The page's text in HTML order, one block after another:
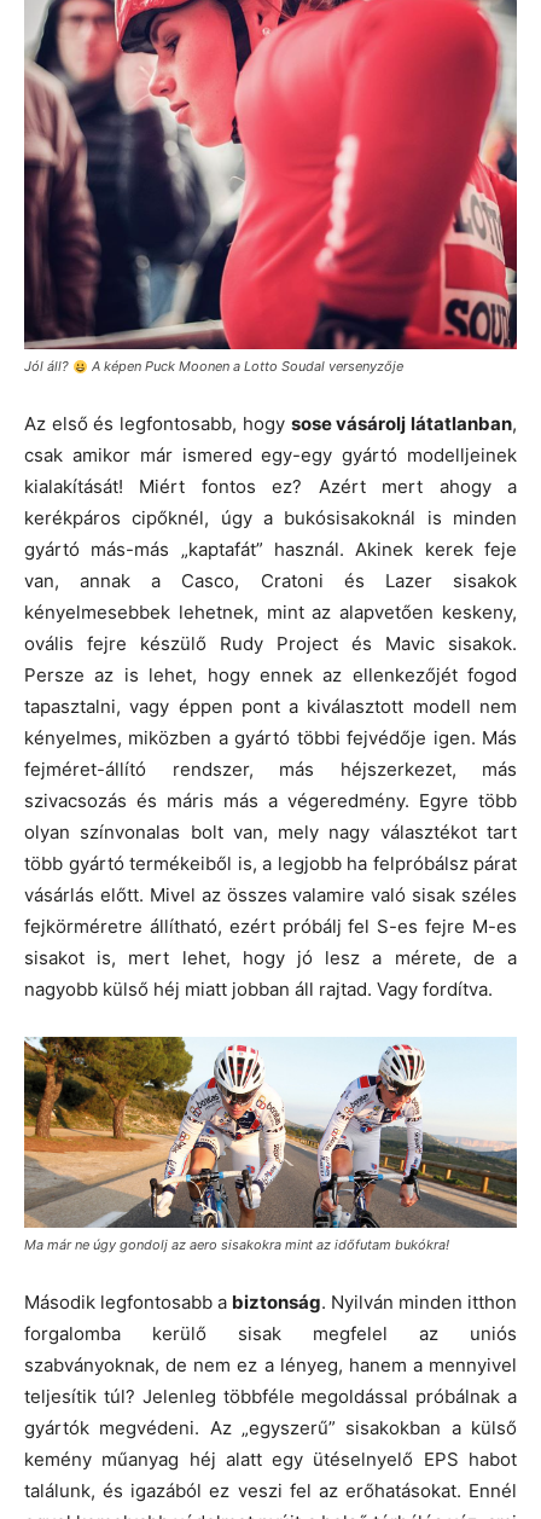
Jól áll? A képen Puck Moonen a Lotto Soudal versenyzője
Az első és legfontosabb, hogy sose vásárolj látatlanban,
csak amikor már ismered egy-egy gyártó modelljeinek
kialakítását! Miért fontos ez? Azért mert ahogy a
kerékpáros cipőknél, úgy a bukósisakoknál is minden
gyártó más-más „kaptafát” használ. Akinek kerek feje
van, annak a Casco, Cratoni és Lazer sisakok
kényelmesebbek lehetnek, mint az alapvetően keskeny,
ovális fejre készülő Rudy Project és Mavic sisakok.
Persze az is lehet, hogy ennek az ellenkezőjét fogod
tapasztalni, vagy éppen pont a kiválasztott modell nem
kényelmes, miközben a gyártó többi fejvédője igen. Más
fejméret-állító rendszer, más héjszerkezet, más
szivacsozás és máris más a végeredmény. Egyre több
olyan színvonalas bolt van, mely nagy választékot tart
több gyártó termékeiből is, a legjobb ha felpróbálsz párat
vásárlás előtt. Mivel az összes valamire való sisak széles
fejkörméretre állítható, ezért próbálj fel S-es fejre M-es
sisakot is, mert lehet, hogy jó lesz a mérete, de a
nagyobb külső héj miatt jobban áll rajtad. Vagy fordítva.
Ma már ne úgy gondolj az aero sisakokra mint az időfutam bukókra!
Második legfontosabb a biztonság. Nyilván minden itthon
forgalomba kerülő sisak megfelel az uniós
szabványoknak, de nem ez a lényeg, hanem a mennyivel
teljesítik túl? Jelenleg többféle megoldással próbálnak a
gyártók megvédeni. Az „egyszerű” sisakokban a külső
kemény műanyag héj alatt egy ütéselnyelő EPS habot
találunk, és igazából ez veszi fel az erőhatásokat. Ennél